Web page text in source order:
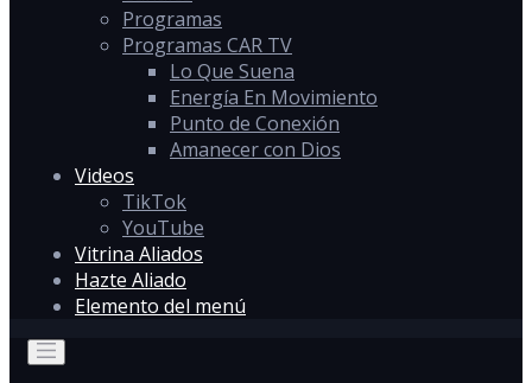
Programas
Programas CAR TV
Lo Que Suena
Energía En Movimiento
Punto de Conexión
Amanecer con Dios
Videos
TikTok
YouTube
Vitrina Aliados
Hazte Aliado
Elemento del menú